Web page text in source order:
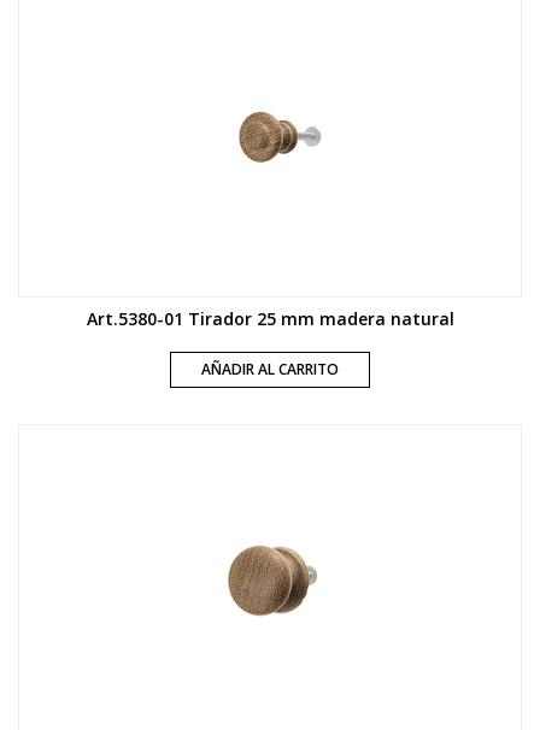
Art.5380-01 Tirador 25 mm madera natural
AÑADIR AL CARRITO